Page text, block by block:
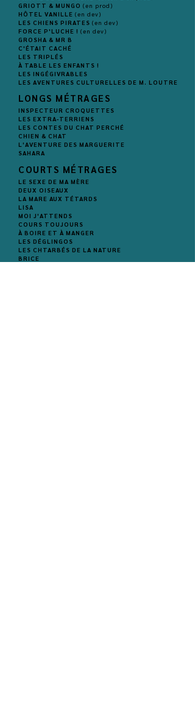
GRIOTT & MUNGO (en prod)
HÔTEL VANILLE (en dev)
LES CHIENS PIRATES (en dev)
FORCE P'LUCHE ! (en dev)
GROSHA & MR B
C'ÉTAIT CACHÉ
LES TRIPLÉS
À TABLE LES ENFANTS !
LES INGÉGIVRABLES
LES AVENTURES CULTURELLES DE M. LOUTRE
LONGS MÉTRAGES
INSPECTEUR CROQUETTES
LES EXTRA-TERRIENS
LES CONTES DU CHAT PERCHÉ
CHIEN & CHAT
L'AVENTURE DES MARGUERITE
SAHARA
COURTS MÉTRAGES
LE SEXE DE MA MÈRE
DEUX OISEAUX
LA MARE AUX TÉTARDS
LISA
MOI J'ATTENDS
COURS TOUJOURS
À BOIRE ET À MANGER
LES DÉGLINGOS
LES CHTARBÉS DE LA NATURE
BRICE